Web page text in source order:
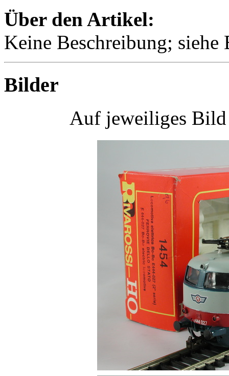
Über den Artikel:
Keine Beschreibung; siehe
Bilder
Auf jeweiliges